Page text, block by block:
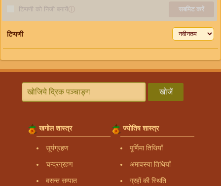
टिप्पणी को निजी बनायेंⓘ सबमिट करें
टिप्पणी
खोजें
खगोल शास्त्र
सूर्यग्रहण
चन्द्रग्रहण
वसन्त सम्पात
ज्योतिष शास्त्र
पूर्णिमा तिथियाँ
अमावस्या तिथियाँ
ग्रहों की स्थिति